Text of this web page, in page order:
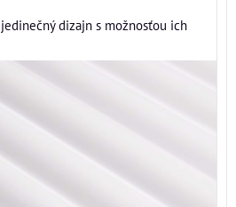
dizajn s možnosťou ich